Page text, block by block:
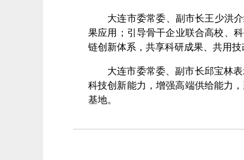
大连市委常委、副市长王少洪介
果应用；引导骨干企业联合高校、
链创新体系，共享科研成果、共用
大连市委常委、副市长邱宝林表
科技创新能力，增强高端供给能力
基地。